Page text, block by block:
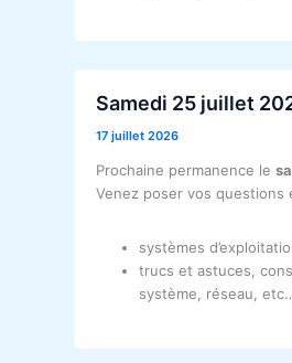
Samedi 25 juillet
17 juillet 2026
Prochaine permanence le
Venez poser vos questions
systèmes
trucs et astuces,
système, réseau,